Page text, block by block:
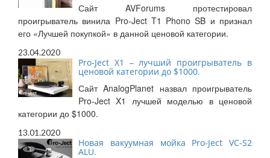
Сайт AVForums протестировал
проигрыватель винила Pro-Ject T1 Phono SB и признал
его «Лучшей покупкой» в данной ценовой категории.
23.04.2020
Pro-Ject X1 – лучший проигрыватель в
ценовой категории до $1000.
Сайт AnalogPlanet назвал проигрыватель
Pro-Ject X1 лучшей моделью в ценовой
категории до $1000.
13.01.2020
Новая вакуумная мойка Pro-Ject VC-S2
ALU.